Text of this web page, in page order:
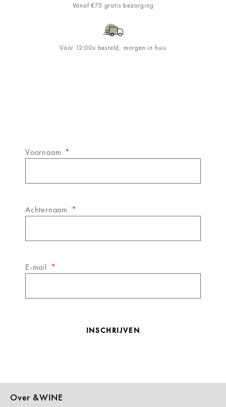
Vanaf €75 gratis bezorging
Vóór 12:00u besteld, morgen in huis
Voornaam
Achternaam
E-mail
INSCHRIJVEN
Over &WINE